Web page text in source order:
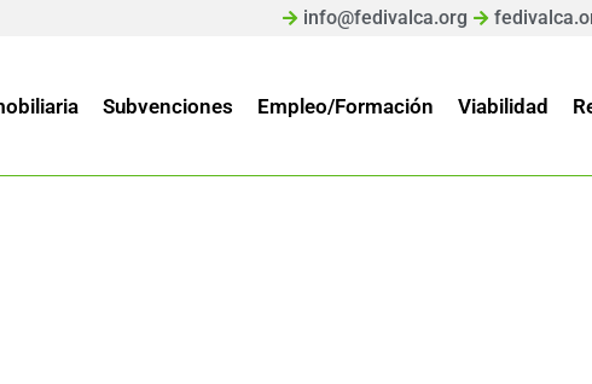
info@fedivalca.org
Subvenciones Empleo/Formación Viabilidad